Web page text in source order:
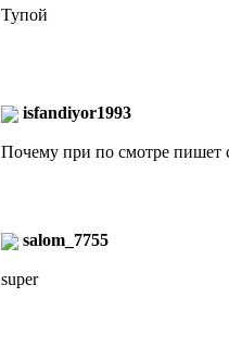
Tyпой
isfandiyor1993
Почему при по смотре пишет
salom_7755
super